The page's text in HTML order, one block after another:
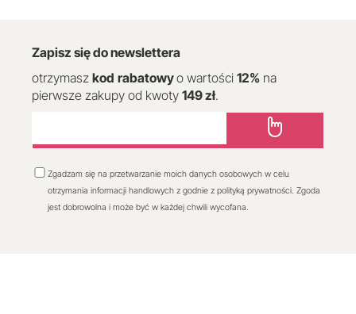
Zapisz się do newslettera
otrzymasz kod rabatowyo wartości 12% na
pierwsze zakupy od kwoty 149 zł.
Zgadzam się na przetwarzanie moich danych osobowych w celu
otrzymania informacji handlowych z godnie z polityką prywatności. Zgoda
jest dobrowolna i może być w każdej chwili wycofana.